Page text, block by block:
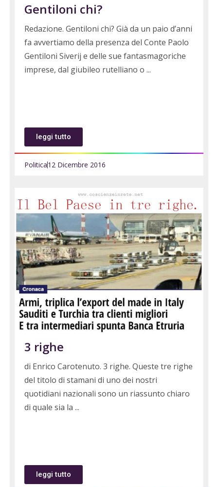
Gentiloni chi?
Redazione. Gentiloni chi? Già da un paio d’anni
fa avvertiamo della presenza del Conte Paolo
Gentiloni Siverij e delle sue fantasmagoriche
imprese, dal giubileo rutelliano o
leggi tutto
Politica12 Dicembre 2016
3 righe
di Enrico Carotenuto. 3 righe. Queste tre righe
del titolo di stamani di uno dei nostri
quotidiani nazionali sono un riassunto chiaro
di quale sia la
leggi tutto